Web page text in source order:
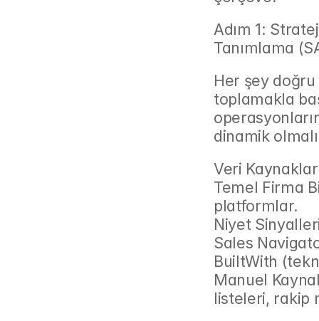
Adım 1:
Tanımlama
Her şey
toplamakla
dinamik
Veri
Temel Firma
platformlar.
Niyet
Sales
BuiltWith
Manuel
listeleri, rakip